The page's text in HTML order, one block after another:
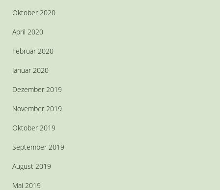
Oktober 2020
April 2020
Februar 2020
Januar 2020
Dezember 2019
November 2019
Oktober 2019
September 2019
August 2019
Mai 2019